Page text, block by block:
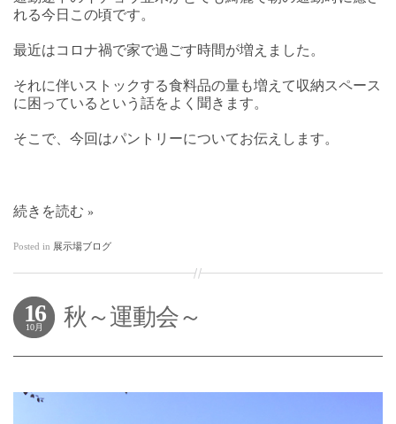
れる今日この頃です。
最近はコロナ禍で家で過ごす時間が増えました。
それに伴いストックする食料品の量も増えて収納スペース
に困っているという話をよく聞きます。
そこで、今回はパントリーについてお伝えします。
続きを読む
Posted in 展示場ブログ
16
10月 秋～運動会～